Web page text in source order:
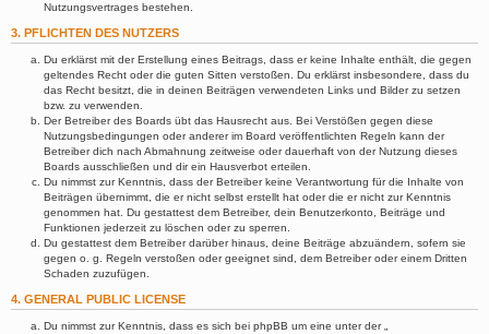
Nutzungsvertrages bestehen.
3. PFLICHTEN DES NUTZERS
Du erklärst mit der Erstellung eines Beitrags, dass er keine Inhalte enthält, die gegen
geltendes Recht oder die guten Sitten verstoßen. Du erklärst insbesondere, dass du
das Recht besitzt, die in deinen Beiträgen verwendeten Links und Bilder zu setzen
bzw. zu verwenden.
Der Betreiber des Boards übt das Hausrecht aus. Bei Verstößen gegen diese
Nutzungsbedingungen oder anderer im Board veröffentlichten Regeln kann der
Betreiber dich nach Abmahnung zeitweise oder dauerhaft von der Nutzung dieses
Boards ausschließen und dir ein Hausverbot erteilen.
Du nimmst zur Kenntnis, dass der Betreiber keine Verantwortung für die Inhalte von
Beiträgen übernimmt, die er nicht selbst erstellt hat oder die er nicht zur Kenntnis
genommen hat. Du gestattest dem Betreiber, dein Benutzerkonto, Beiträge und
Funktionen jederzeit zu löschen oder zu sperren.
Du gestattest dem Betreiber darüber hinaus, deine Beiträge abzuändern, sofern sie
gegen o. g. Regeln verstoßen oder geeignet sind, dem Betreiber oder einem Dritten
Schaden zuzufügen.
4. GENERAL PUBLIC LICENSE
Du nimmst zur Kenntnis, dass es sich bei phpBB um eine unter der „